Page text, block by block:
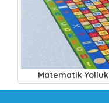
Matematik Yolluk